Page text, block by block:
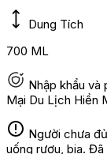
Dung Tích
700 ML
Nhập khẩu và
Mại Du Lịch Hiền
Người chưa
uống rượu, bia.